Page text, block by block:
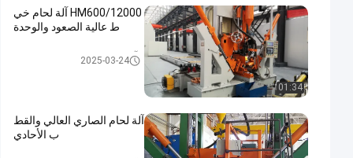
01:34
HM600/12000 آلة لحام خي
ط عالية الصعود والوحدة
آلة لحام التماس العالي والاحادي
2025-03-24
آلة لحام الصاري العالي والقط
ب الأحادي